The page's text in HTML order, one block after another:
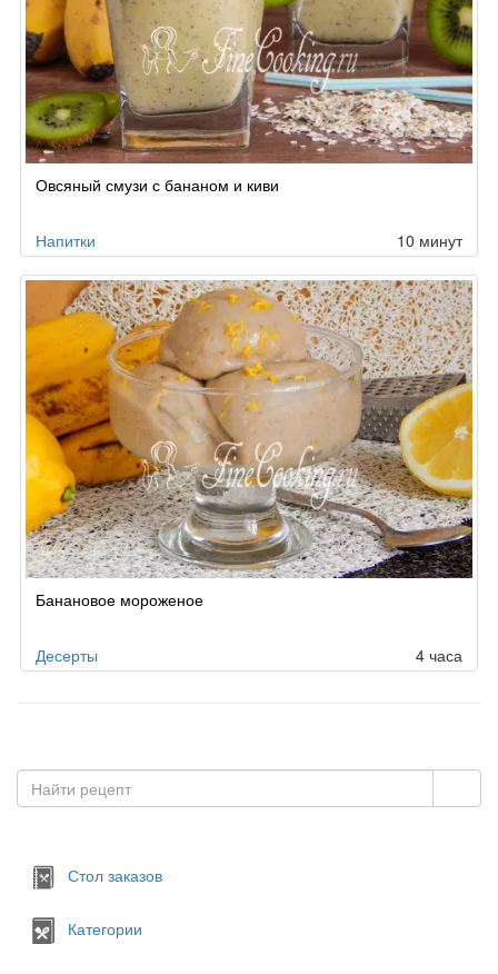
Овсяный смузи с бананом и киви
Напитки 10 минут
Банановое мороженое
Десерты 4 часа
Стол заказов
Категории